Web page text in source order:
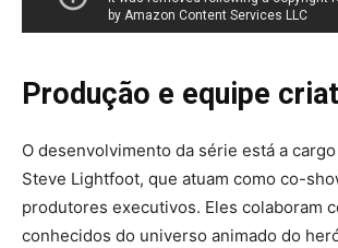
Produção e equipe
O desenvolvimento da série está a
Steve Lightfoot, que atuam como co-
produtores executivos. Eles colaboram
conhecidos do universo animado do